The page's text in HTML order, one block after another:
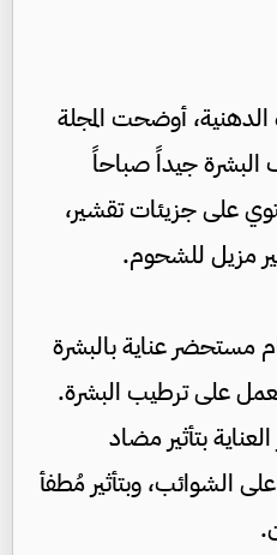
الدهنية، أوضحت المجلة
البشرة جيداً صباحاً
على جزيئات تقشير،
مزيل للشحوم.
مستحضر عناية بالبشرة
على ترطيب البشرة.
بتأثير مضاد
الشوائب، وبتأثير مُطفأ